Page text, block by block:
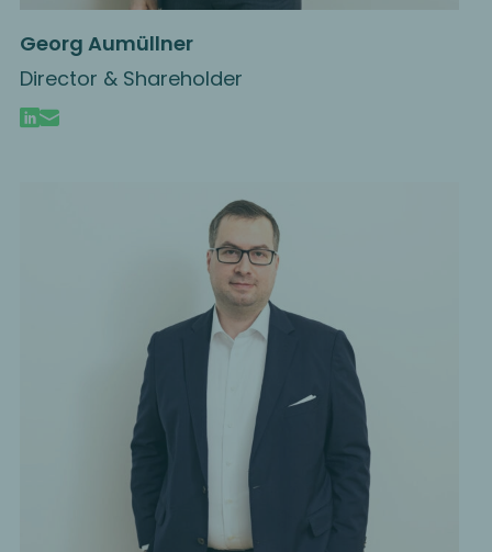
Georg Aumüllner
Director & Shareholder